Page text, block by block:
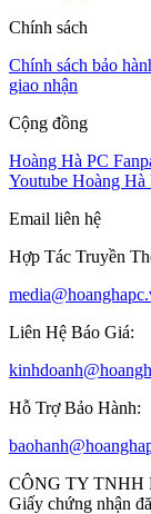
Chính sách
Chính sách bảo
giao nhận
Cộng đồng
Hoàng Hà PC
Youtube Hoàng Hà
Email liên hệ
Hợp Tác Truyền
Liên Hệ Báo Giá:
Hỗ Trợ Bảo Hành:
CÔNG TY TNHH
Giấy chứng nhận